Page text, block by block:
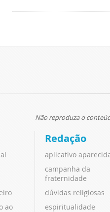
Não reproduza o
ao
Redação
aplicativo
campanha da
fraternidade
dúvidas religiosas
espiritualidade